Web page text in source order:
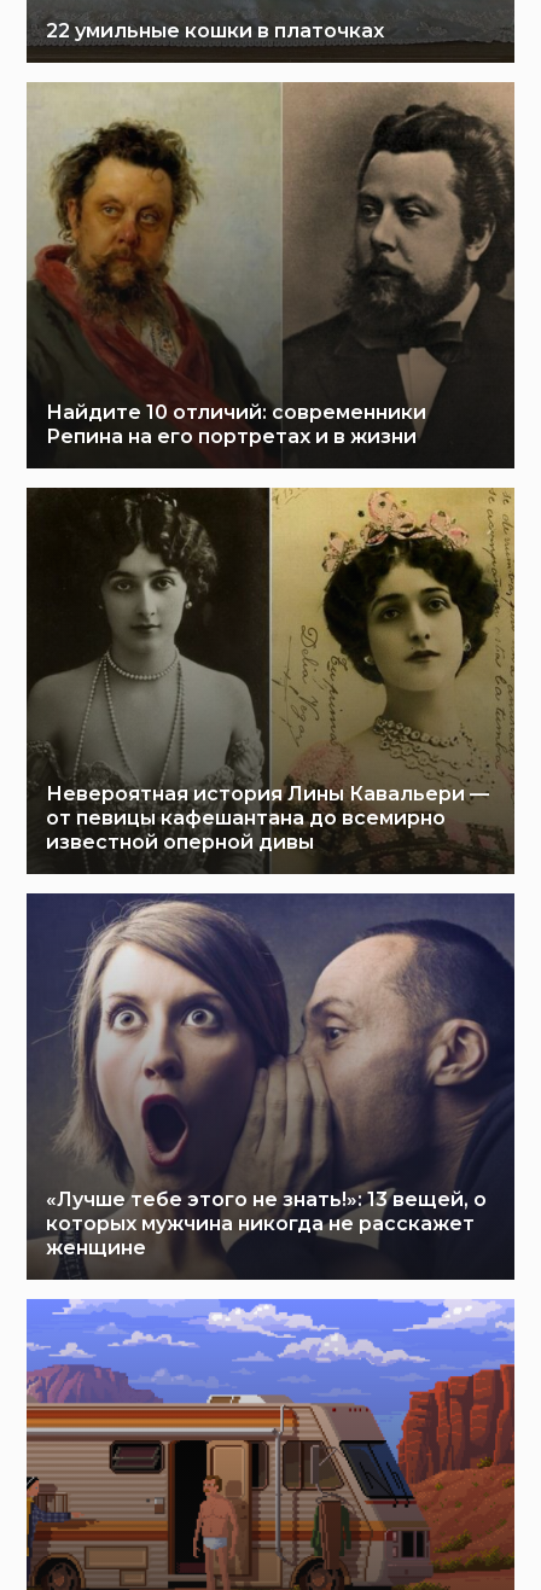
22 умильные кошки в платочках
Найдите 10 отличий: современники
Репина на его портретах и в жизни
Невероятная история Лины Кавальери —
от певицы кафешантана до всемирно
известной оперной дивы
«Лучше тебе этого не знать!»: 13 вещей, о
которых мужчина никогда не расскажет
женщине